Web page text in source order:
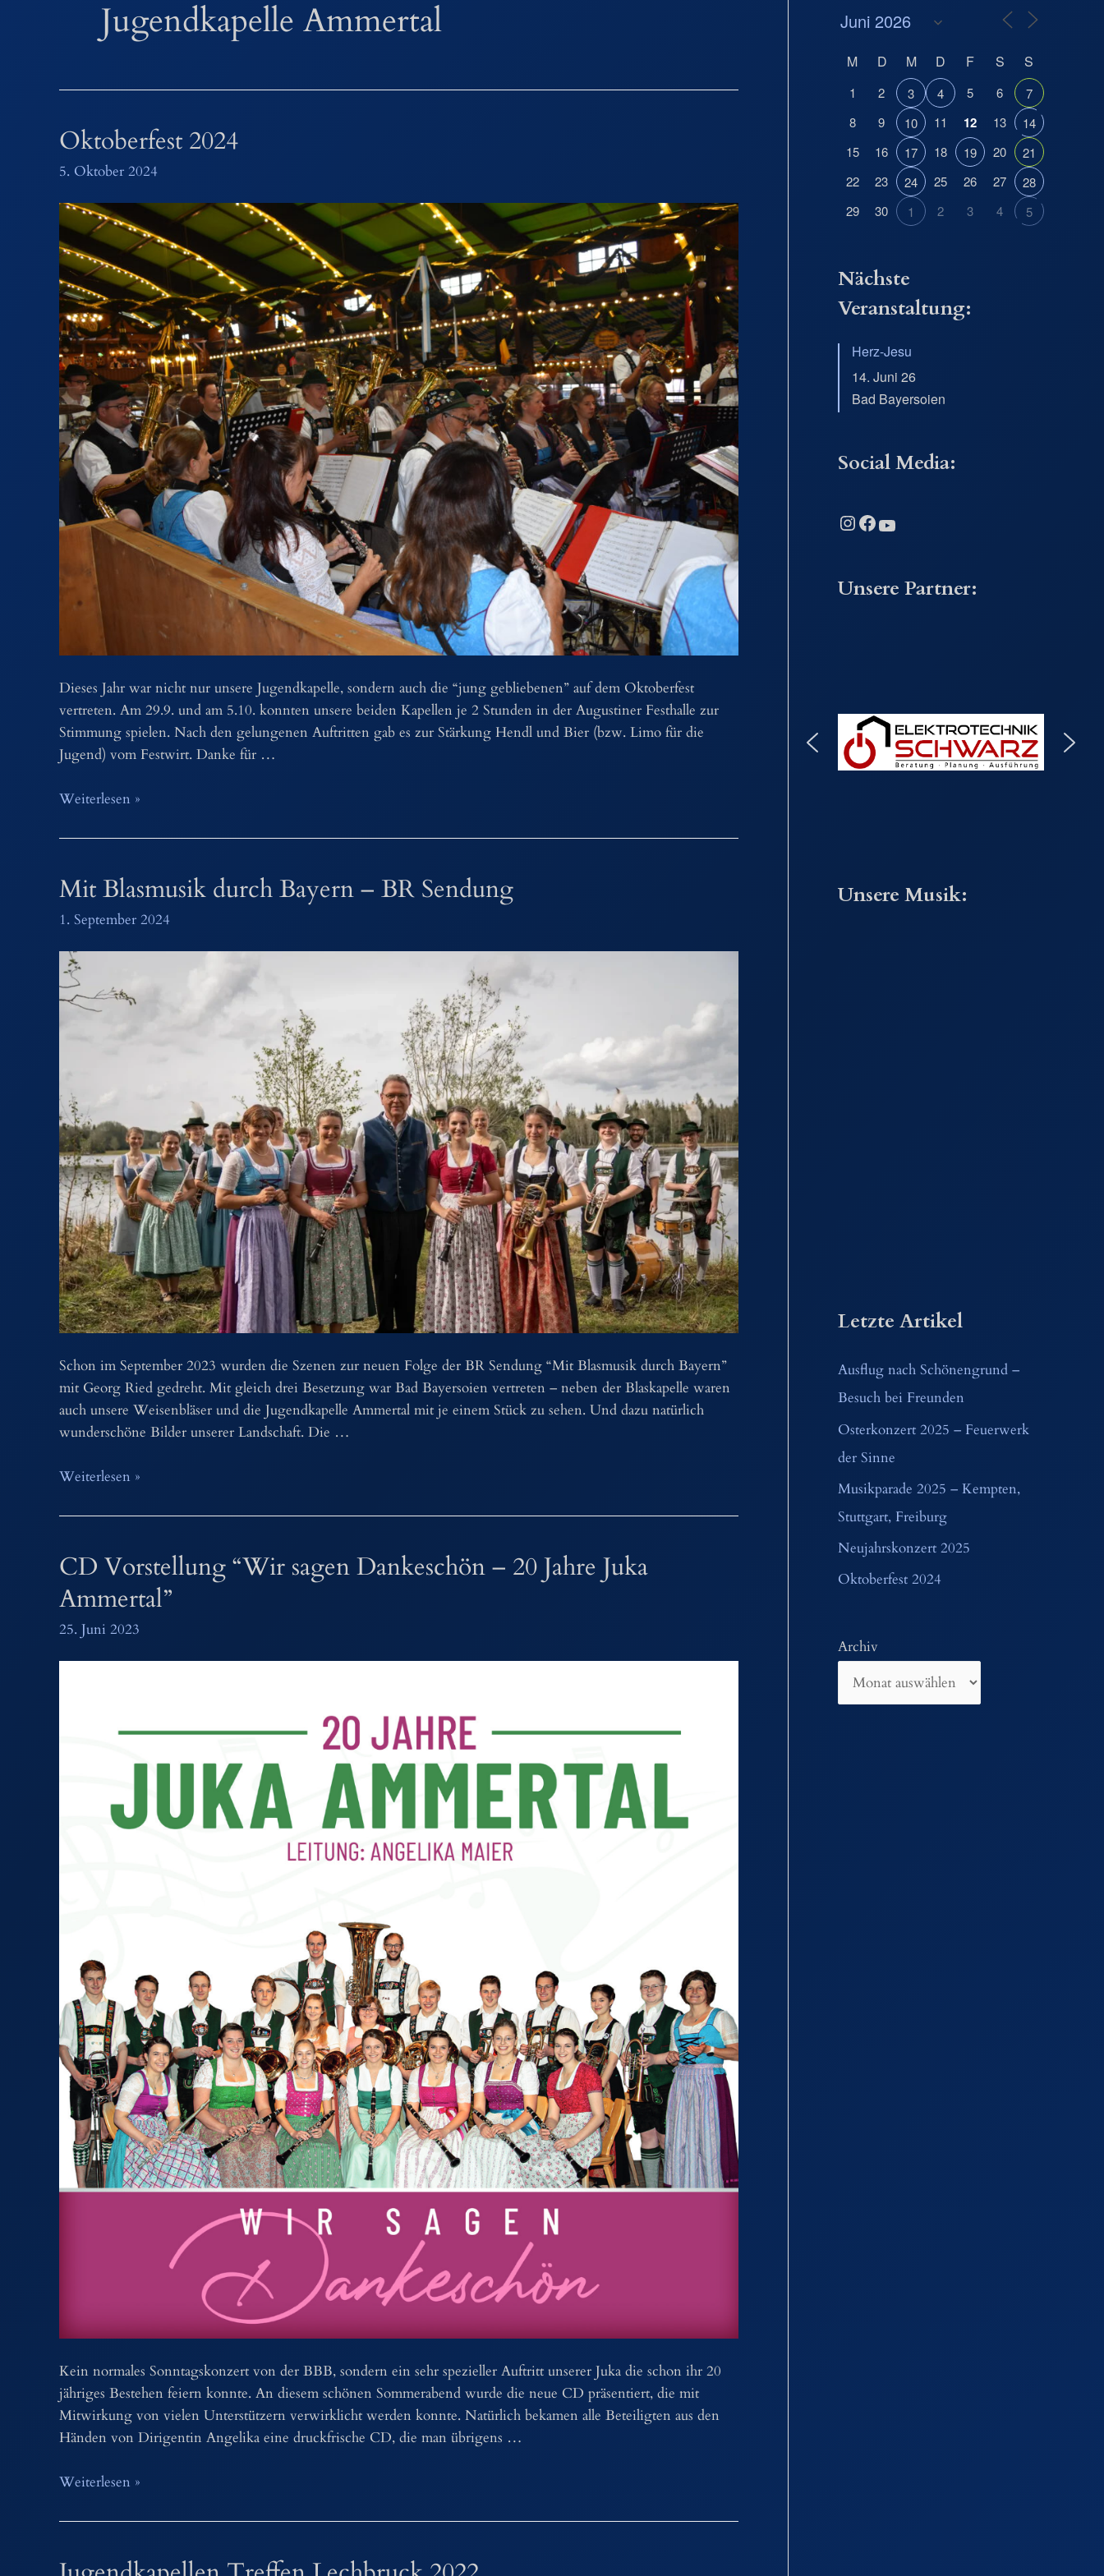
Jugendkapelle Ammertal
Oktoberfest 2024
5. Oktober 2024
Dieses Jahr war nicht nur unsere Jugendkapelle, sondern auch die “jung gebliebenen” auf dem Oktoberfest
vertreten. Am 29.9. und am 5.10. konnten unsere beiden Kapellen je 2 Stunden in der Augustiner Festhalle zur
Stimmung spielen. Nach den gelungenen Auftritten gab es zur Stärkung Hendl und Bier (bzw. Limo für die
Jugend) vom Festwirt. Danke für …
Oktoberfest
Weiterlesen »
Mit Blasmusik durch Bayern – BR Sendung
1. September 2024
Schon im September 2023 wurden die Szenen zur neuen Folge der BR Sendung “Mit Blasmusik durch Bayern”
mit Georg Ried gedreht. Mit gleich drei Besetzung war Bad Bayersoien vertreten – neben der Blaskapelle waren
auch unsere Weisenbläser und die Jugendkapelle Ammertal mit je einem Stück zu sehen. Und dazu natürlich
wunderschöne Bilder unserer Landschaft. Die …
Mit
durch
–
BR
Sendung
Weiterlesen »
CD Vorstellung “Wir sagen Dankeschön – 20 Jahre Juka
Ammertal”
25. Juni 2023
Kein normales Sonntagskonzert von der BBB, sondern ein sehr spezieller Auftritt unserer Juka die schon ihr 20
jähriges Bestehen feiern konnte. An diesem schönen Sommerabend wurde die neue CD präsentiert, die mit
Mitwirkung von vielen Unterstützern verwirklicht werden konnte. Natürlich bekamen alle Beteiligten aus den
Händen von Dirigentin Angelika eine druckfrische CD, die man übrigens …
CD
“Wir
Dankeschön
Weiterlesen »
M D M D F S S
1 2 3 4 5 6
7
8
9 10 11 12 13
14
15
16 17 18 19 20
21
22
23 24 25 26 27
28
29
30 1 2 3 4 5
Nächste
Veranstaltung:
Herz-Jesu
14. Juni 26
Bad Bayersoien
Social Media:
Instagram Facebook YouTube
Unsere Partner:
Unsere Musik:
Letzte Artikel
Ausflug nach Schönengrund –
Besuch bei Freunden
Osterkonzert 2025 – Feuerwerk
der Sinne
Musikparade 2025 – Kempten,
Stuttgart, Freiburg
Neujahrskonzert 2025
Oktoberfest 2024
Archiv